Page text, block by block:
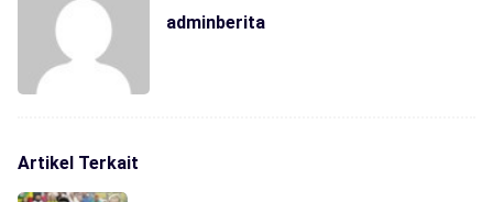
adminberita
Artikel Terkait